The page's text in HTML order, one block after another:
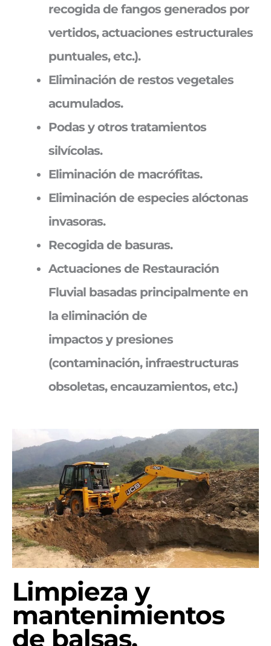
recogida de fangos generados por
vertidos,actuaciones estructurales
puntuales, etc.).
Eliminación de restos vegetales
acumulados.
Podas y otros tratamientos
silvícolas.
Eliminación de macrófitas.
Eliminación de especies alóctonas
invasoras.
Recogida de basuras.
Actuaciones de Restauración
Fluvial basadas principalmente en
la eliminación de
impactos y presiones
(contaminación, infraestructuras
obsoletas, encauzamientos, etc.)
Limpieza y
mantenimientos
de balsas.